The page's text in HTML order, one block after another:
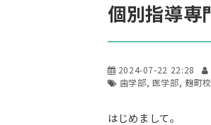
個別指導専
2024-07-22 22:28
歯学部 医学部 麹町校
はじめまして。